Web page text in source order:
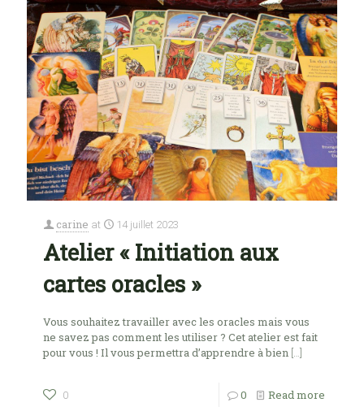
carine at 14 juillet 2023
Atelier « Initiation aux
cartes oracles »
Vous souhaitez travailler avec les oracles mais vous
ne savez pas comment les utiliser ? Cet atelier est fait
pour vous ! Il vous permettra d’apprendre à bien […]
0 0 Read more